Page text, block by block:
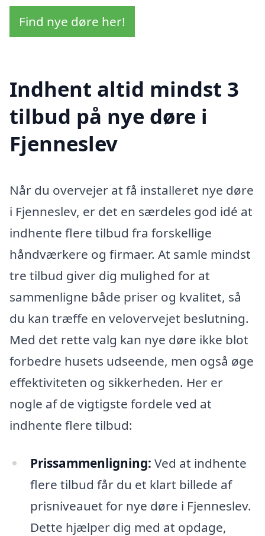
Find nye døre her!
Indhent altid mindst 3
tilbud på nye døre i
Fjenneslev
Når du overvejer at få installeret nye døre
i Fjenneslev, er det en særdeles god idé at
indhente flere tilbud fra forskellige
håndværkere og firmaer. At samle mindst
tre tilbud giver dig mulighed for at
sammenligne både priser og kvalitet, så
du kan træffe en velovervejet beslutning.
Med det rette valg kan nye døre ikke blot
forbedre husets udseende, men også øge
effektiviteten og sikkerheden. Her er
nogle af de vigtigste fordele ved at
indhente flere tilbud:
Prissammenligning: Ved at indhente
flere tilbud får du et klart billede af
prisniveauet for nye døre i Fjenneslev.
Dette hjælper dig med at opdage,